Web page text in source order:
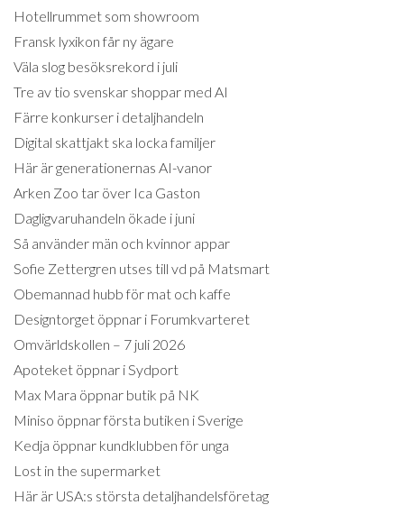
Hotellrummet som showroom
Fransk lyxikon får ny ägare
Väla slog besöksrekord i juli
Tre av tio svenskar shoppar med AI
Färre konkurser i detaljhandeln
Digital skattjakt ska locka familjer
Här är generationernas AI-vanor
Arken Zoo tar över Ica Gaston
Dagligvaruhandeln ökade i juni
Så använder män och kvinnor appar
Sofie Zettergren utses till vd på Matsmart
Obemannad hubb för mat och kaffe
Designtorget öppnar i Forumkvarteret
Omvärldskollen – 7 juli 2026
Apoteket öppnar i Sydport
Max Mara öppnar butik på NK
Miniso öppnar första butiken i Sverige
Kedja öppnar kundklubben för unga
Lost in the supermarket
Här är USA:s största detaljhandelsföretag